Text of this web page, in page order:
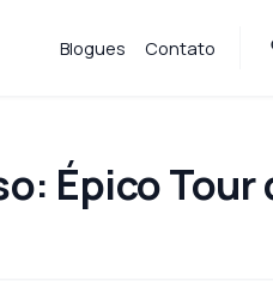
Blogues Contato
Épico Tour